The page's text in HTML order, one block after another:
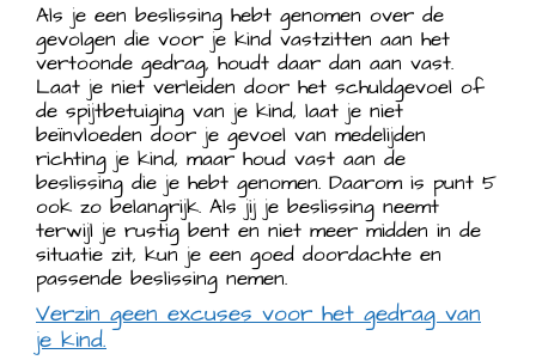
Als je een beslissing hebt genomen over de
gevolgen die voor je kind vastzitten aan het
vertoonde gedrag, houdt daar dan aan vast.
Laat je niet verleiden door het schuldgevoel of
de spijtbetuiging van je kind, laat je niet
beïnvloeden door je gevoel van medelijden
richting je kind, maar houd vast aan de
beslissing die je hebt genomen. Daarom is punt 5
ook zo belangrijk. Als jij je beslissing neemt
terwijl je rustig bent en niet meer midden in de
situatie zit, kun je een goed doordachte en
passende beslissing nemen.
Verzin geen excuses voor het gedrag van
je kind.